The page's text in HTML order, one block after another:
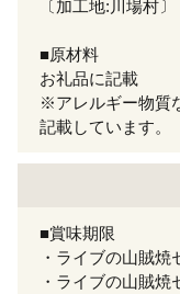
〔加工地:川場村〕
■原材料
お礼品に記載
※アレルギー物質
記載しています。
■賞味期限
・ライブの山賊焼
・ライブの山賊焼